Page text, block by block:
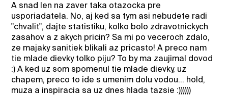
A snad len na zaver taka otazocka pre
usporiadatela. No, aj ked sa tym asi nebudete radi
"chvalit", dajte statistiku, kolko bolo zdravotnickych
zasahov a z akych pricin? Sa mi po veceroch zdalo,
ze majaky sanitiek blikali az pricasto! A preco nam
tie mlade dievky tolko piju? To by ma zaujimal dovod
:) A ked uz som spomenul tie mlade dievky, uz
chapem, preco to ide s umenim dolu vodou... hold,
muza a inspiracia sa uz dnes hlada tazsie :))))))